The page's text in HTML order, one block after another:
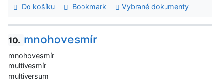
Do košíku Bookmark Vybrané dokumenty
10. mnohovesmír
mnohovesmír
multivesmír
multiversum